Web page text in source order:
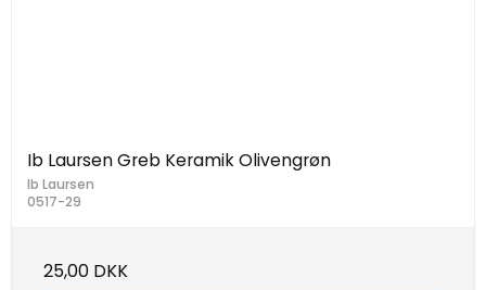
Ib Laursen Greb Keramik Olivengrøn
Ib Laursen
0517-29
25,00 DKK